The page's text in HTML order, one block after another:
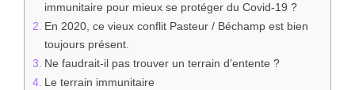
immunitaire pour mieux se protéger du Covid-19 ?
En 2020, ce vieux conflit Pasteur / Béchamp est bien
toujours présent.
Ne faudrait-il pas trouver un terrain d’entente ?
Le terrain immunitaire